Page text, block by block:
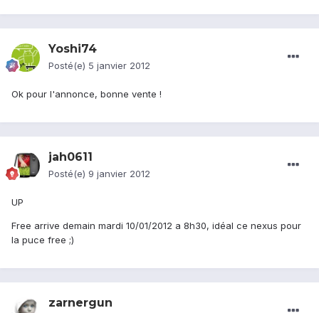
Yoshi74
Posté(e) 5 janvier 2012
Ok pour l'annonce, bonne vente !
jah0611
Posté(e) 9 janvier 2012
UP
Free arrive demain mardi 10/01/2012 a 8h30, idéal ce nexus pour
la puce free ;)
zarnergun